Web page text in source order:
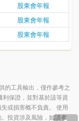
股東會年報
股東會年報
股東會年報
的工具輸出，僅作參考之
利保證，並對基於該等資
或損害概不負責。 使用
投資涉及風險，如讀者